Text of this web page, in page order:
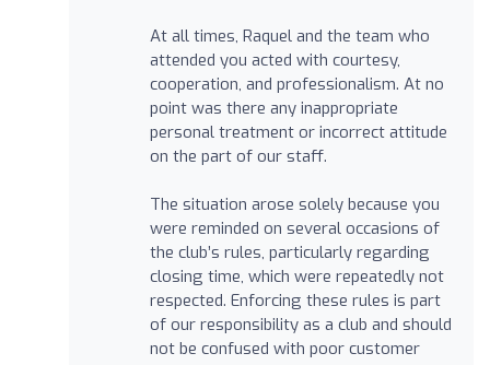
At all times, Raquel and the team who
attended you acted with courtesy,
cooperation, and professionalism. At no
point was there any inappropriate
personal treatment or incorrect attitude
on the part of our staff.
The situation arose solely because you
were reminded on several occasions of
the club’s rules, particularly regarding
closing time, which were repeatedly not
respected. Enforcing these rules is part
of our responsibility as a club and should
not be confused with poor customer